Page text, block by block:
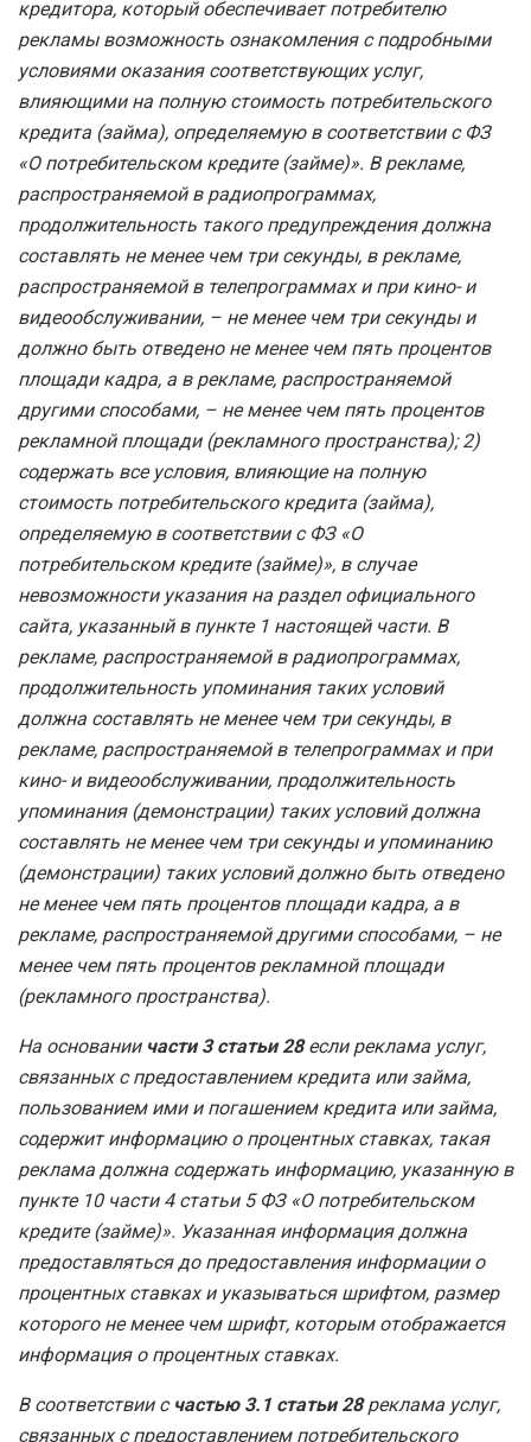
кредитора, который обеспечивает потребителю
рекламы возможность ознакомления с подробными
условиями оказания соответствующих услуг,
влияющими на полную стоимость потребительского
кредита (займа), определяемую в соответствии с ФЗ
«О потребительском кредите (займе)». В рекламе,
распространяемой в радиопрограммах,
продолжительность такого предупреждения должна
составлять не менее чем три секунды, в рекламе,
распространяемой в телепрограммах и при кино- и
видеообслуживании, – не менее чем три секунды и
должно быть отведено не менее чем пять процентов
площади кадра, а в рекламе, распространяемой
другими способами, – не менее чем пять процентов
рекламной площади (рекламного пространства); 2)
содержать все условия, влияющие на полную
стоимость потребительского кредита (займа),
определяемую в соответствии с ФЗ «О
потребительском кредите (займе)», в случае
невозможности указания на раздел официального
сайта, указанный в пункте 1 настоящей части. В
рекламе, распространяемой в радиопрограммах,
продолжительность упоминания таких условий
должна составлять не менее чем три секунды, в
рекламе, распространяемой в телепрограммах и при
кино- и видеообслуживании, продолжительность
упоминания (демонстрации) таких условий должна
составлять не менее чем три секунды и упоминанию
(демонстрации) таких условий должно быть отведено
не менее чем пять процентов площади кадра, а в
рекламе, распространяемой другими способами, – не
менее чем пять процентов рекламной площади
(рекламного пространства).
На основании части 3 статьи 28если реклама услуг,
связанных с предоставлением кредита или займа,
пользованием ими и погашением кредита или займа,
содержит информацию о процентных ставках, такая
реклама должна содержать информацию, указанную в
пункте 10 части 4 статьи 5 ФЗ «О потребительском
кредите (займе)». Указанная информация должна
предоставляться до предоставления информации о
процентных ставках и указываться шрифтом, размер
которого не менее чем шрифт, которым отображается
информация о процентных ставках.
В соответствии с частью 3.1 статьи 28реклама услуг,
связанных с предоставлением потребительского